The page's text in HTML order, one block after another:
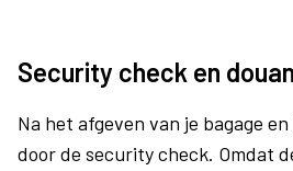
Security check en
Na het afgeven van je bagage
door de security check. Omdat